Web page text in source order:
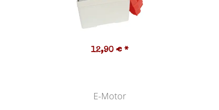
12,90 € *
E-Motor